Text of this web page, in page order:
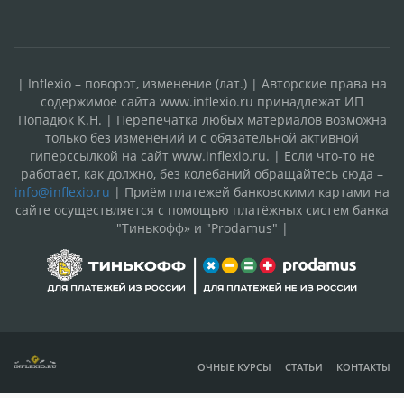
| Inflexio – поворот, изменение (лат.) | Авторские права на
содержимое сайта www.inflexio.ru принадлежат ИП
Попадюк К.Н. | Перепечатка любых материалов возможна
только без изменений и с обязательной активной
гиперссылкой на сайт www.inflexio.ru. | Если что-то не
работает, как должно, без колебаний обращайтесь сюда –
info@inflexio.ru | Приём платежей банковскими картами на
сайте осуществляется с помощью платёжных систем банка
"Тинькофф» и "Prodamus" |
ОЧНЫЕ КУРСЫ СТАТЬИ КОНТАКТЫ